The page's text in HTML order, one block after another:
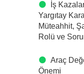
İş
Yargıtay
Müteahhit,
Rolü ve
Araç
Önemi